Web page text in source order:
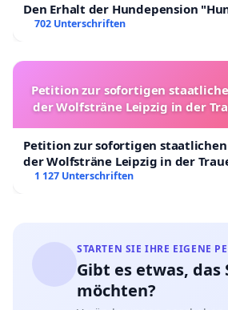
Den Erhalt der Hundepension
702 Unterschriften
Petition zur sofortigen
der Wolfsträne Leipzig in der
Petition zur sofortigen
der Wolfsträne Leipzig in der
1 127 Unterschriften
STARTEN SIE IHRE EIGENE
Gibt es etwas, das
möchten?